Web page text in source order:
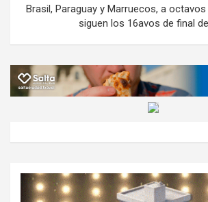
Brasil, Paraguay y Marruecos, a
siguen los 16avos de final